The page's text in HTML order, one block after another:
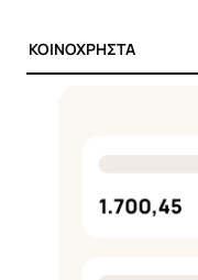
ΚΟΙΝΟΧΡΗΣΤΑ